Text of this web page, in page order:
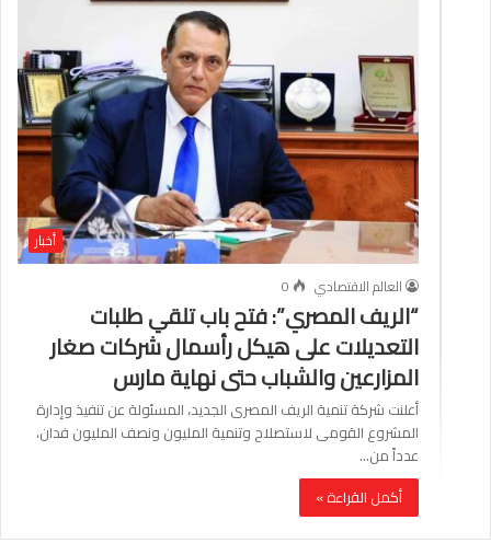
أخبار
العالم الاقتصادي
0
“الريف المصري”: فتح باب تلقي طلبات
التعديلات على هيكل رأسمال شركات صغار
المزارعين والشباب حتى نهاية مارس
أعلنت شركة تنمية الريف المصرى الجديد، المسئولة عن تنفيذ وإدارة
المشروع القومى لاستصلاح وتنمية المليون ونصف المليون فدان،
عدداً من…
أكمل القراءة »